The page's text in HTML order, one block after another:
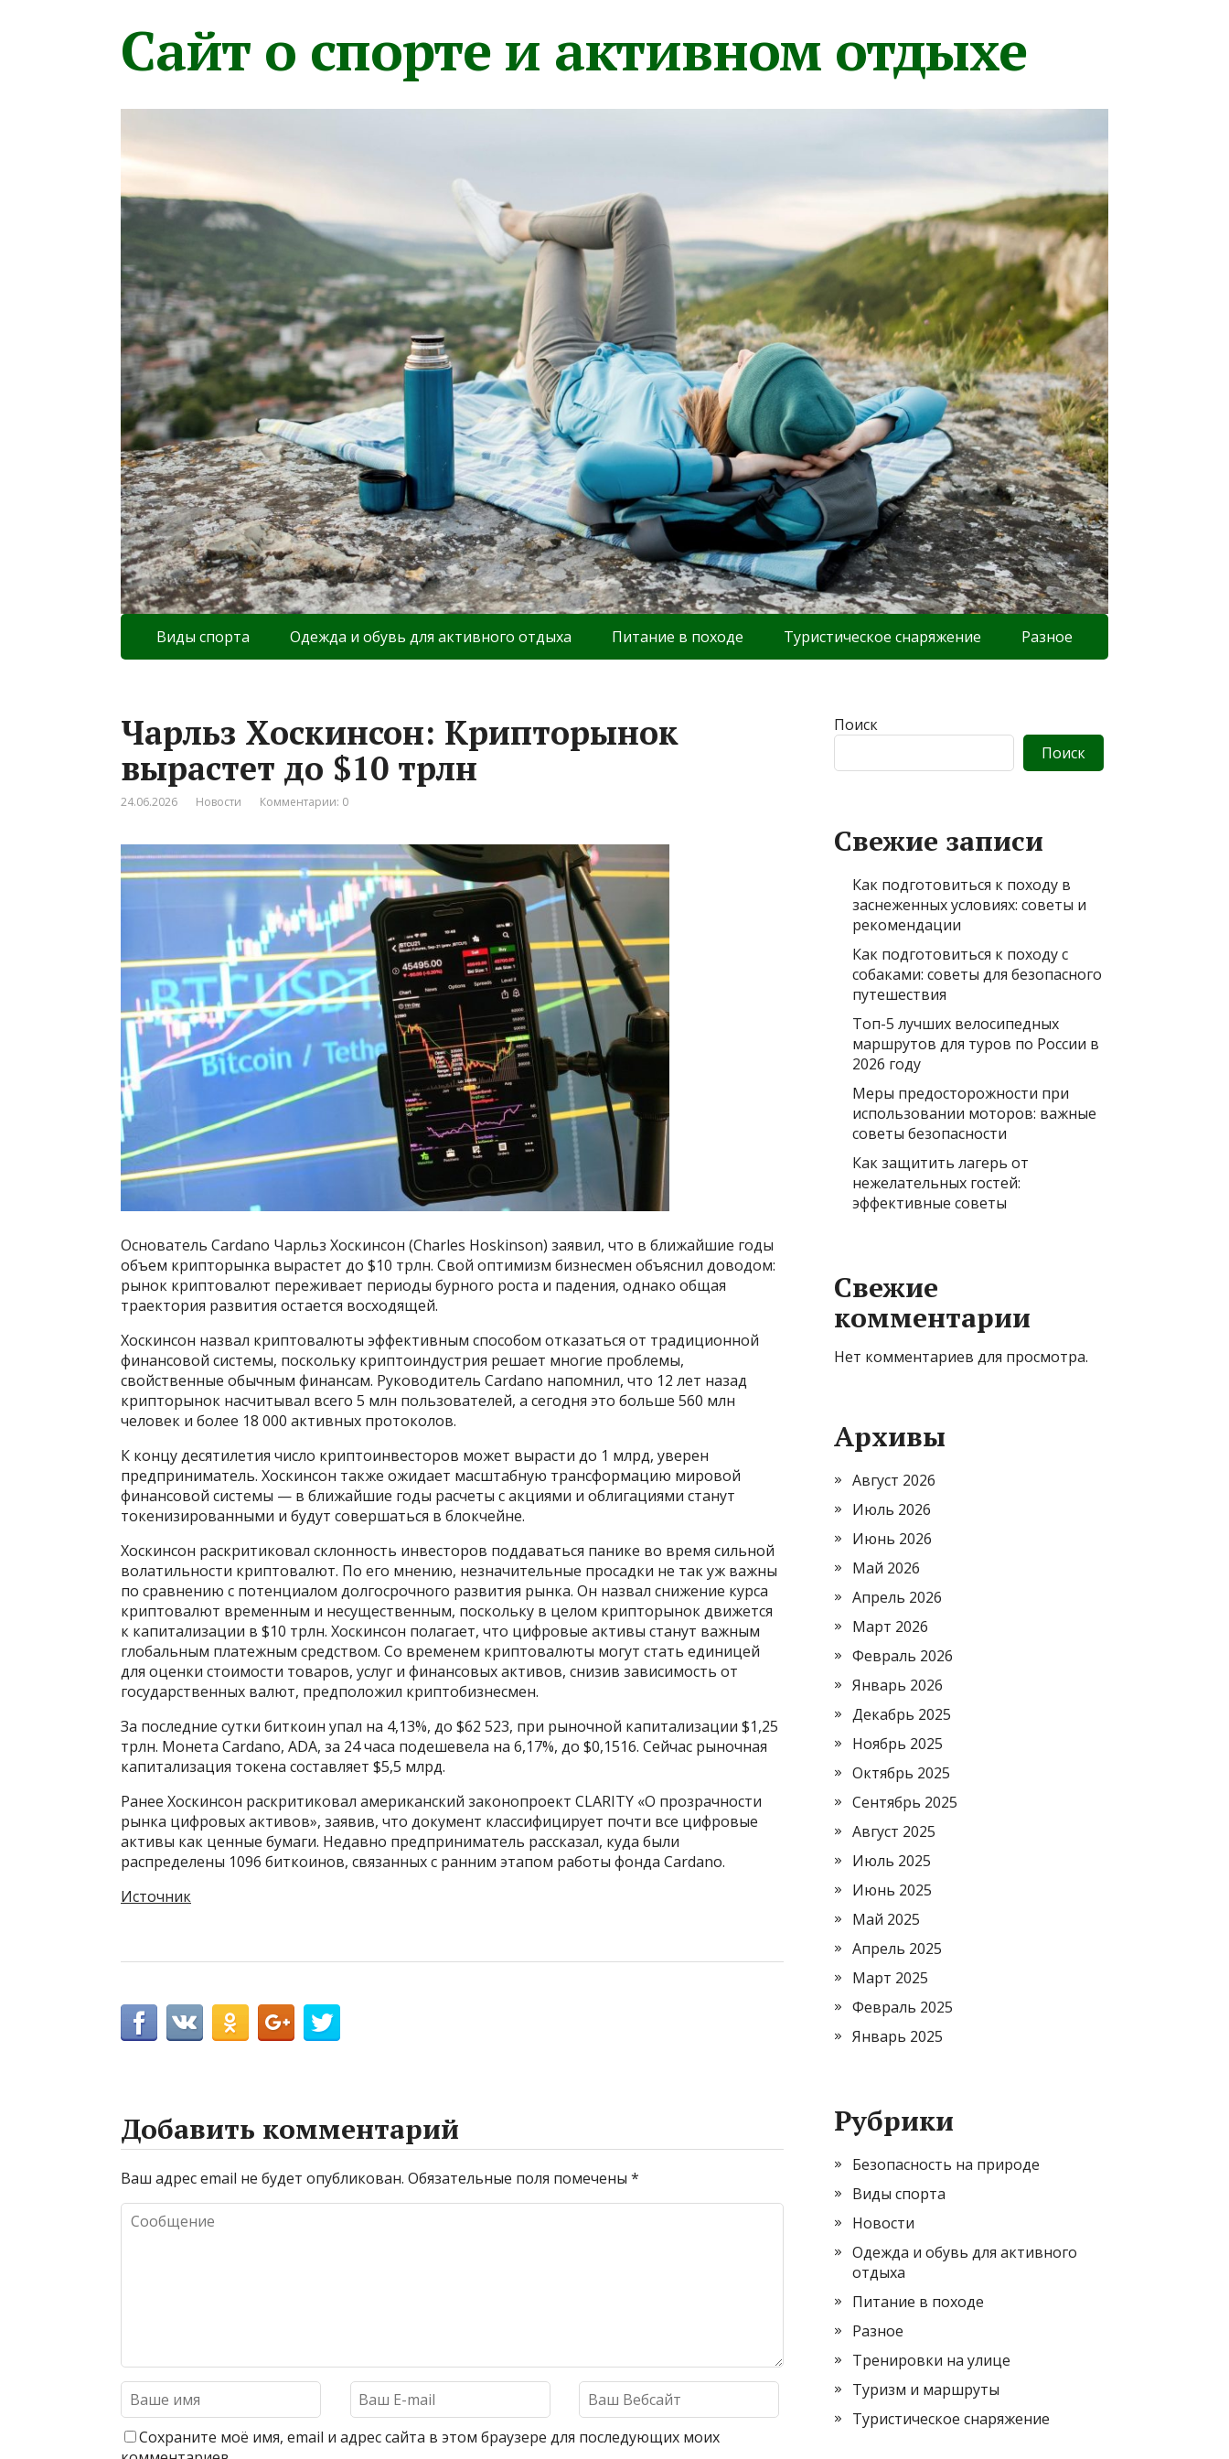
Сайт о спорте и активном отдыхе
Виды спорта Одежда и обувь для активного отдыха Питание в походе Туристическое снаряжение Разное
Чарльз Хоскинсон: Крипторынок
вырастет до $10 трлн
24.06.2026 Новости Комментарии: 0
Основатель Cardano Чарльз Хоскинсон (Charles Hoskinson) заявил, что в ближайшие годы
объем крипторынка вырастет до $10 трлн. Свой оптимизм бизнесмен объяснил доводом:
рынок криптовалют переживает периоды бурного роста и падения, однако общая
траектория развития остается восходящей.
Хоскинсон назвал криптовалюты эффективным способом отказаться от традиционной
финансовой системы, поскольку криптоиндустрия решает многие проблемы,
свойственные обычным финансам. Руководитель Cardano напомнил, что 12 лет назад
крипторынок насчитывал всего 5 млн пользователей, а сегодня это больше 560 млн
человек и более 18 000 активных протоколов.
К концу десятилетия число криптоинвесторов может вырасти до 1 млрд, уверен
предприниматель. Хоскинсон также ожидает масштабную трансформацию мировой
финансовой системы — в ближайшие годы расчеты с акциями и облигациями станут
токенизированными и будут совершаться в блокчейне.
Хоскинсон раскритиковал склонность инвесторов поддаваться панике во время сильной
волатильности криптовалют. По его мнению, незначительные просадки не так уж важны
по сравнению с потенциалом долгосрочного развития рынка. Он назвал снижение курса
криптовалют временным и несущественным, поскольку в целом крипторынок движется
к капитализации в $10 трлн. Хоскинсон полагает, что цифровые активы станут важным
глобальным платежным средством. Со временем криптовалюты могут стать единицей
для оценки стоимости товаров, услуг и финансовых активов, снизив зависимость от
государственных валют, предположил криптобизнесмен.
За последние сутки биткоин упал на 4,13%, до $62 523, при рыночной капитализации $1,25
трлн. Монета Cardano, ADA, за 24 часа подешевела на 6,17%, до $0,1516. Сейчас рыночная
капитализация токена составляет $5,5 млрд.
Ранее Хоскинсон раскритиковал американский законопроект CLARITY «О прозрачности
рынка цифровых активов», заявив, что документ классифицирует почти все цифровые
активы как ценные бумаги. Недавно предприниматель рассказал, куда были
распределены 1096 биткоинов, связанных с ранним этапом работы фонда Cardano.
Источник
Добавить комментарий
Ваш адрес email не будет опубликован. Обязательные поля помечены *
Сохраните моё имя, email и адрес сайта в этом браузере для последующих моих
Поиск
Поиск
Свежие записи
Как подготовиться к походу в
заснеженных условиях: советы и
рекомендации
Как подготовиться к походу с
собаками: советы для безопасного
путешествия
Топ-5 лучших велосипедных
маршрутов для туров по России в
2026 году
Меры предосторожности при
использовании моторов: важные
советы безопасности
Как защитить лагерь от
нежелательных гостей:
эффективные советы
Свежие
комментарии
Нет комментариев для просмотра.
Архивы
Август 2026
Июль 2026
Июнь 2026
Май 2026
Апрель 2026
Март 2026
Февраль 2026
Январь 2026
Декабрь 2025
Ноябрь 2025
Октябрь 2025
Сентябрь 2025
Август 2025
Июль 2025
Июнь 2025
Май 2025
Апрель 2025
Март 2025
Февраль 2025
Январь 2025
Рубрики
Безопасность на природе
Виды спорта
Новости
Одежда и обувь для активного
отдыха
Питание в походе
Разное
Тренировки на улице
Туризм и маршруты
Туристическое снаряжение